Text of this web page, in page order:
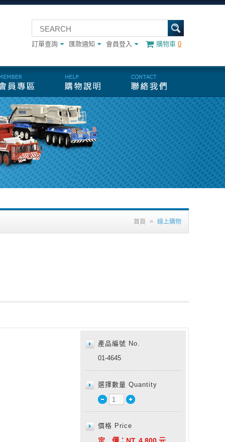
訂單查詢 匯款通知 會員登入 購物車 0
首頁 > 線上購物
產品編號 No.
01-4645
選擇數量 Quantity
價格 Price
定 價： NT. 4,800 元